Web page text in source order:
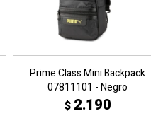
Prime Class.Mini Backpack
07811101 - Negro
$ 2.190